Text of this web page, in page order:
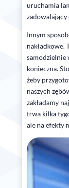
uruchamia
Innym
nakładkowe.
samodzielnie
konieczna.
żeby
naszych
zakładamy
trwa kilka
ale na efekty